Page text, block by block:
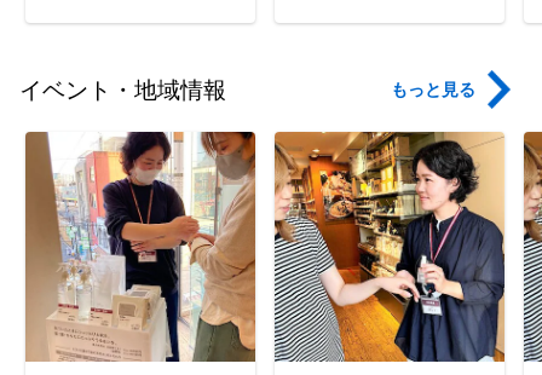
イベント・地域情報 もっと見る